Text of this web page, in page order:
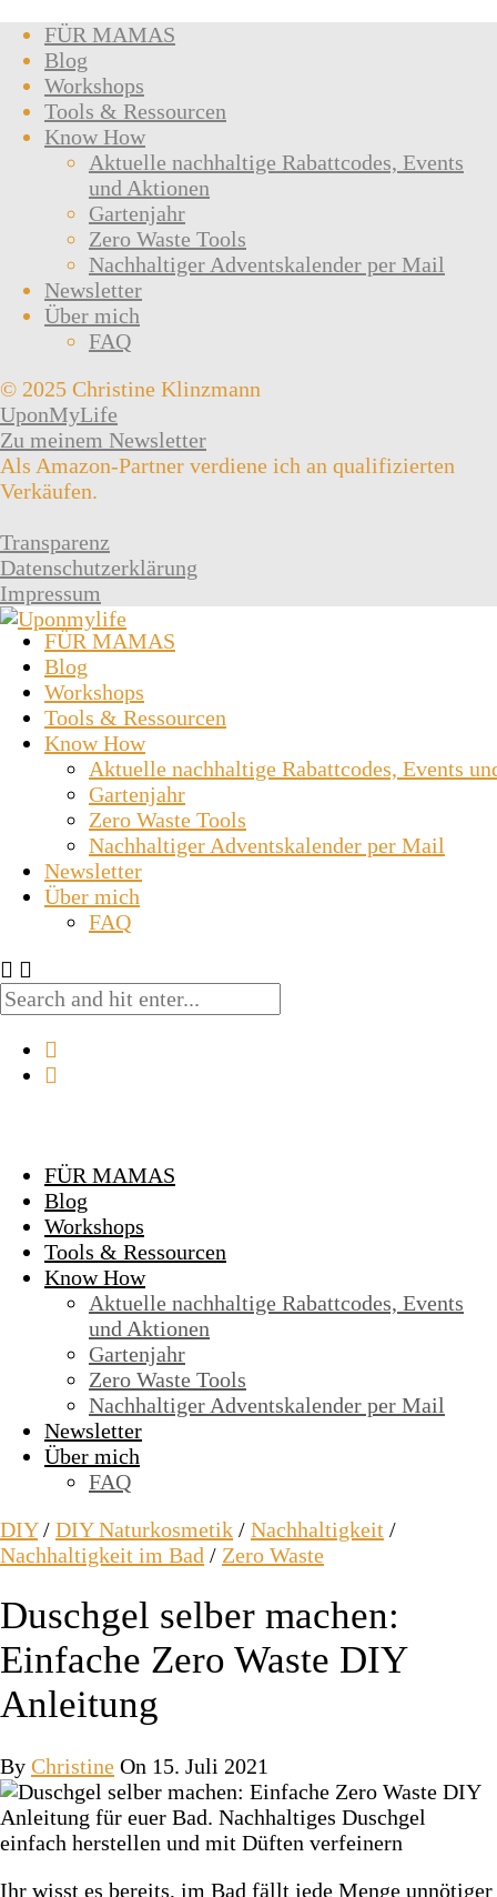
FÜR MAMAS
Blog
Workshops
Tools & Ressourcen
Know How
Aktuelle nachhaltige Rabattcodes, Events
und Aktionen
Gartenjahr
Zero Waste Tools
Nachhaltiger Adventskalender per Mail
Newsletter
Über mich
FAQ
© 2025 Christine Klinzmann
UponMyLife
Zu meinem Newsletter
Als Amazon-Partner verdiene ich an qualifizierten
Verkäufen.
Transparenz
Datenschutzerklärung
Impressum
FÜR MAMAS
Blog
Workshops
Tools & Ressourcen
Know How
Aktuelle nachhaltige Rabattcodes, Events
Gartenjahr
Zero Waste Tools
Nachhaltiger Adventskalender per Mail
Newsletter
Über mich
FAQ
FÜR MAMAS
Blog
Workshops
Tools & Ressourcen
Know How
Aktuelle nachhaltige Rabattcodes, Events
und Aktionen
Gartenjahr
Zero Waste Tools
Nachhaltiger Adventskalender per Mail
Newsletter
Über mich
FAQ
DIY/ DIY Naturkosmetik / Nachhaltigkeit /
Nachhaltigkeit im Bad / Zero Waste
Duschgel selber machen:
Einfache Zero Waste DIY
Anleitung
By Christine On 15. Juli 2021
Ihr wisst es bereits, im Bad fällt jede Menge unnötiger